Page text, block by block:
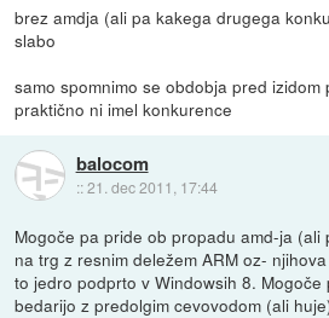
brez amdja (ali pa kakega drugega
slabo
samo spomnimo se obdobja pred
praktično ni imel konkurence
balocom
::21. dec 2011, 17:44
Mogoče pa pride ob propadu amd-ja (ali
na trg z resnim deležem ARM oz-
to jedro podprto v Windowsih 8.
bedarijo z predolgim cevovodom (ali